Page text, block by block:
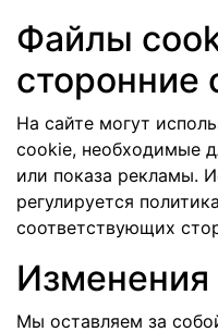
Файлы
сторонние
На сайте могут
cookie, необходимые
или показа рекламы.
регулируется
соответствующих
Изменения
Мы оставляем за